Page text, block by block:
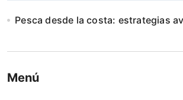
Pesca desde la costa: estrategias
Menú